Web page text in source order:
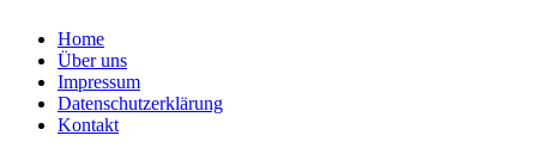
Home
Über uns
Impressum
Datenschutzerklärung
Kontakt